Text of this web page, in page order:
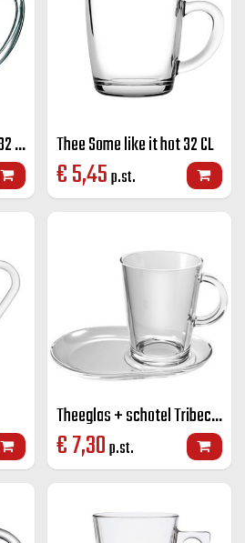
Theeglas New morning 32 CL Thee Some like it hot 32 CL
€5,45p.st.
Theeglas + schotel Tribeca 40 cl.
€7,30p.st.